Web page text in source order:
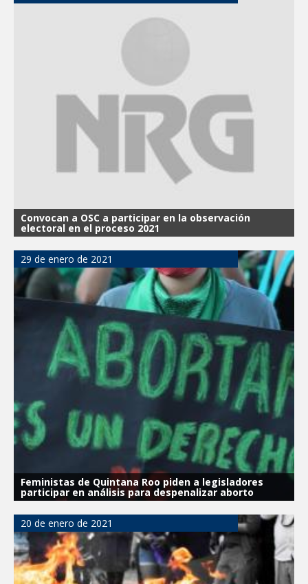
Convocan a OSC a participar en la observación
electoral en el proceso 2021
29 de enero de 2021
Feministas de Quintana Roo piden a legisladores
participar en análisis para despenalizar aborto
20 de enero de 2021